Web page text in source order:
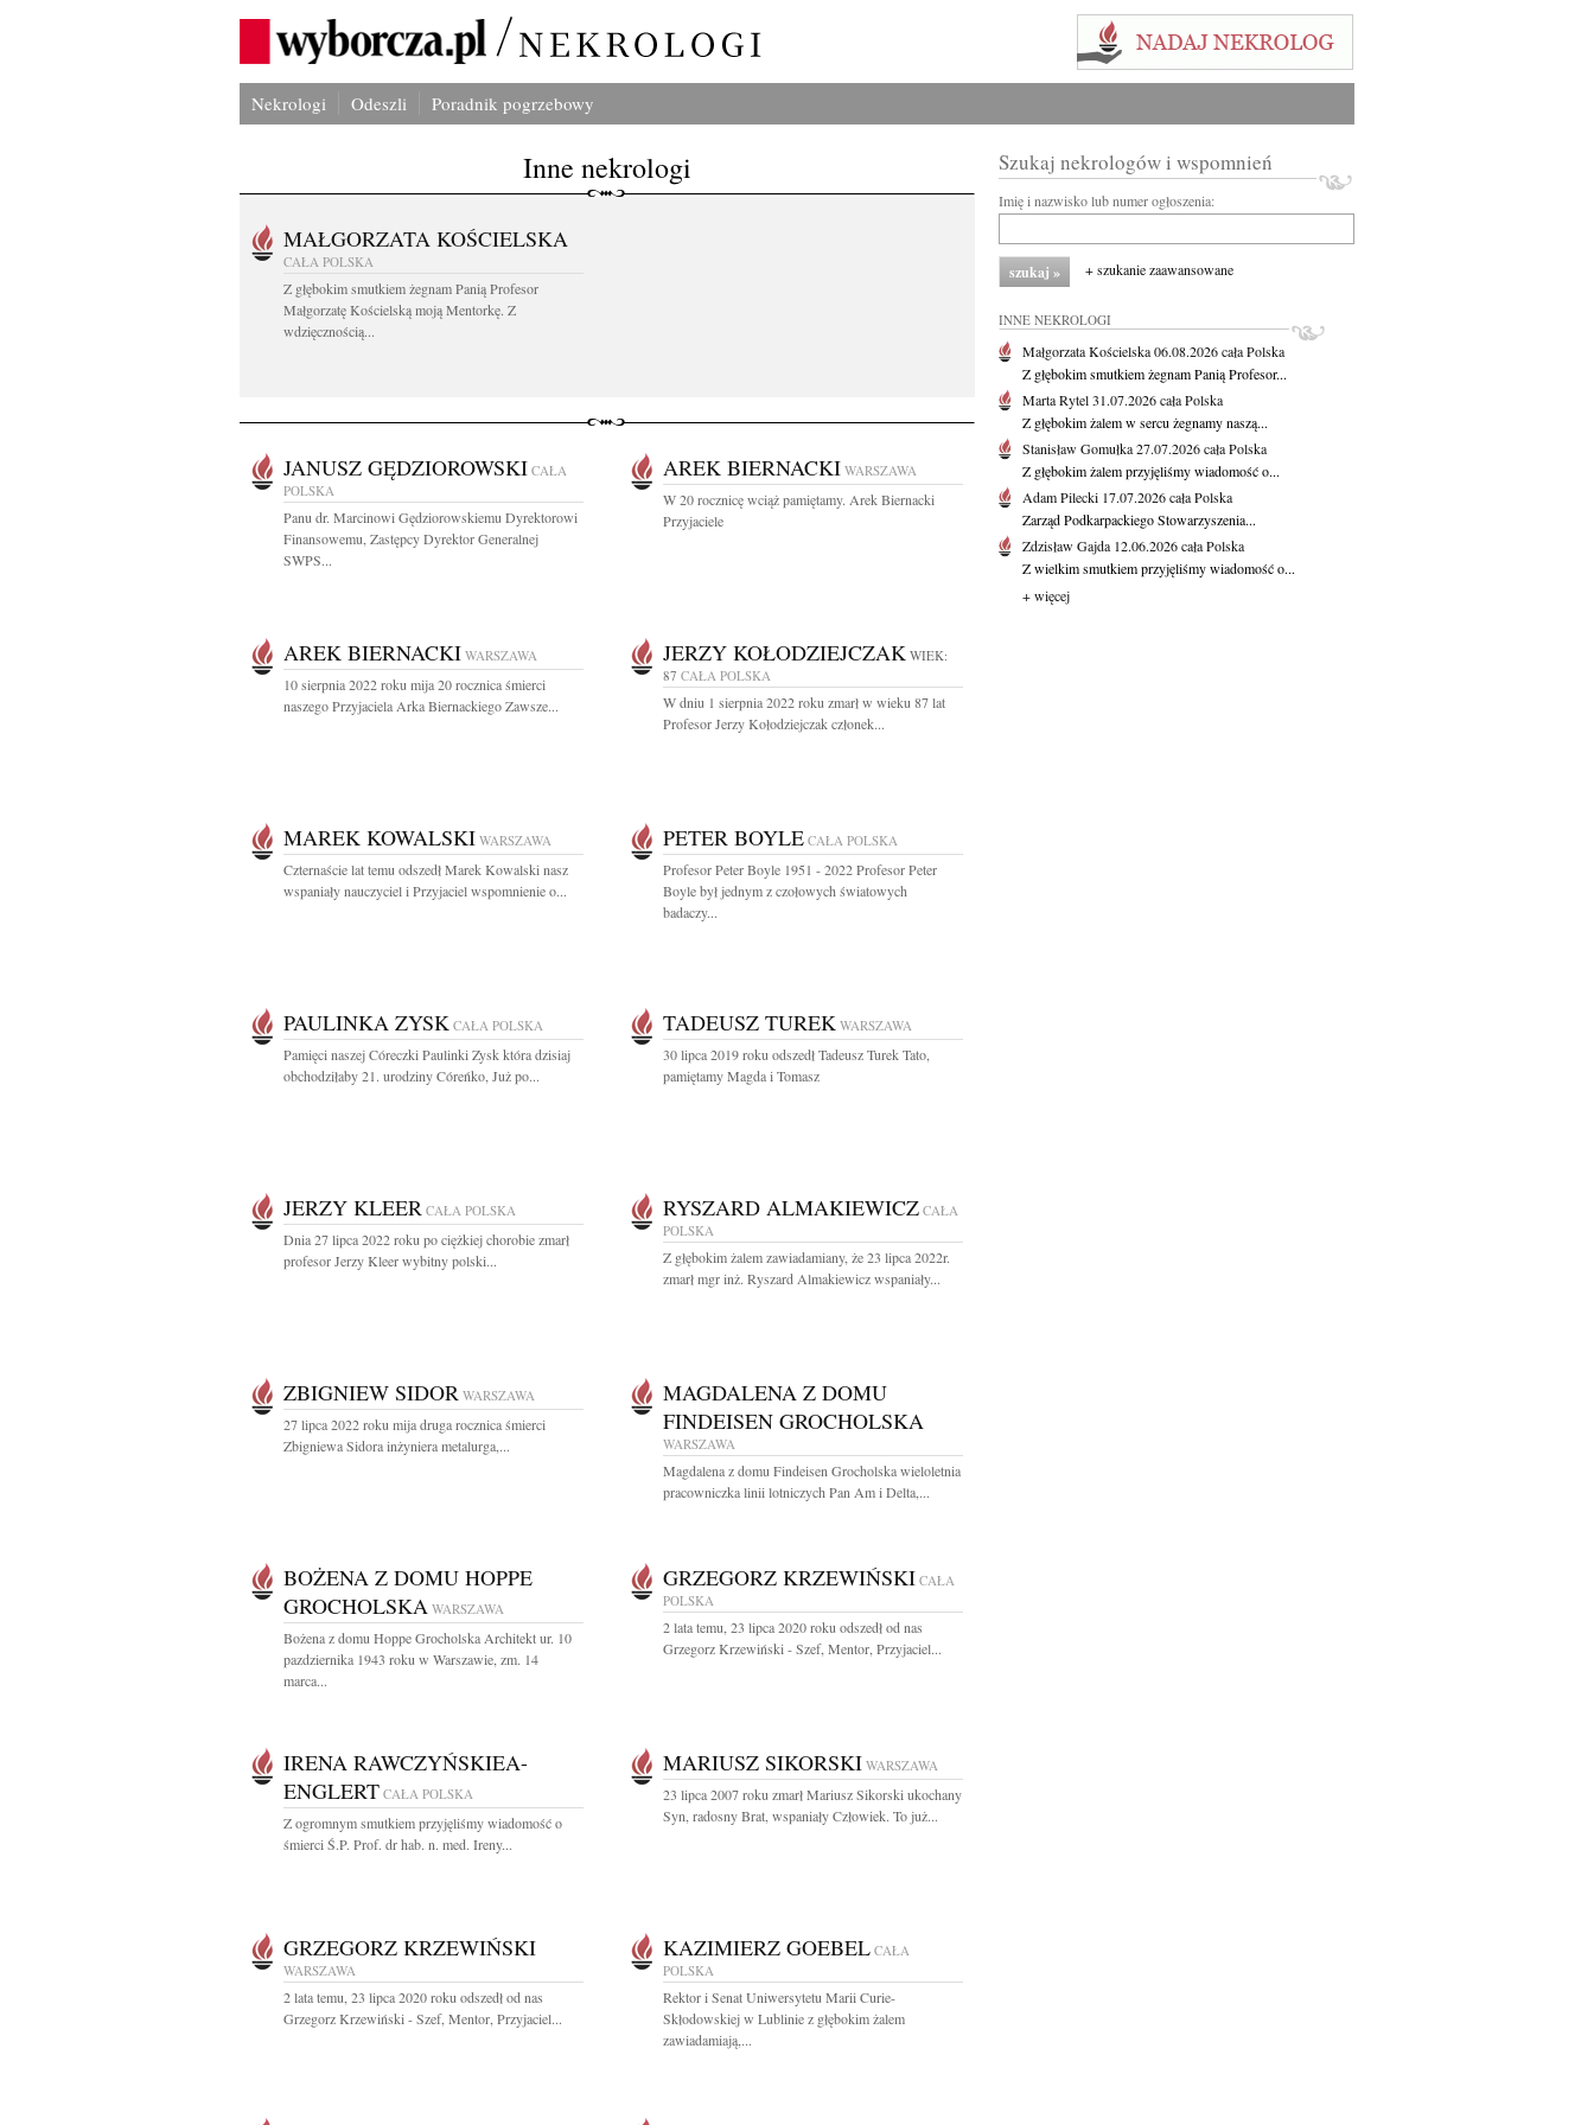
Nekrologi Odeszli Poradnik pogrzebowy
Inne nekrologi
MAŁGORZATA KOŚCIELSKA
CAŁA POLSKA
Z głębokim smutkiem żegnam Panią Profesor
Małgorzatę Kościelską moją Mentorkę. Z
wdzięcznością...
JANUSZ GĘDZIOROWSKI CAŁA
POLSKA
Panu dr. Marcinowi Gędziorowskiemu Dyrektorowi
Finansowemu, Zastępcy Dyrektor Generalnej
SWPS...
AREK BIERNACKI WARSZAWA
W 20 rocznicę wciąż pamiętamy. Arek Biernacki
Przyjaciele
AREK BIERNACKI WARSZAWA
10 sierpnia 2022 roku mija 20 rocznica śmierci
naszego Przyjaciela Arka Biernackiego Zawsze...
JERZY KOŁODZIEJCZAK WIEK:
87 CAŁA POLSKA
W dniu 1 sierpnia 2022 roku zmarł w wieku 87 lat
Profesor Jerzy Kołodziejczak członek...
MAREK KOWALSKI WARSZAWA
Czternaście lat temu odszedł Marek Kowalski nasz
wspaniały nauczyciel i Przyjaciel wspomnienie o...
PETER BOYLE CAŁA POLSKA
Profesor Peter Boyle 1951 - 2022 Profesor Peter
Boyle był jednym z czołowych światowych
badaczy...
PAULINKA ZYSK CAŁA POLSKA
Pamięci naszej Córeczki Paulinki Zysk która dzisiaj
obchodziłaby 21. urodziny Córeńko, Już po...
TADEUSZ TUREK WARSZAWA
30 lipca 2019 roku odszedł Tadeusz Turek Tato,
pamiętamy Magda i Tomasz
JERZY KLEER CAŁA POLSKA
Dnia 27 lipca 2022 roku po ciężkiej chorobie zmarł
profesor Jerzy Kleer wybitny polski...
RYSZARD ALMAKIEWICZ CAŁA
POLSKA
Z głębokim żalem zawiadamiany, że 23 lipca 2022r.
zmarł mgr inż. Ryszard Almakiewicz wspaniały...
ZBIGNIEW SIDOR WARSZAWA
27 lipca 2022 roku mija druga rocznica śmierci
Zbigniewa Sidora inżyniera metalurga,...
MAGDALENA Z DOMU
FINDEISEN GROCHOLSKA
WARSZAWA
Magdalena z domu Findeisen Grocholska wieloletnia
pracowniczka linii lotniczych Pan Am i Delta,...
BOŻENA Z DOMU HOPPE
GROCHOLSKA WARSZAWA
Bożena z domu Hoppe Grocholska Architekt ur. 10
pazdziernika 1943 roku w Warszawie, zm. 14
marca...
GRZEGORZ KRZEWIŃSKI CAŁA
POLSKA
2 lata temu, 23 lipca 2020 roku odszedł od nas
Grzegorz Krzewiński - Szef, Mentor, Przyjaciel...
IRENA RAWCZYŃSKIEA-
ENGLERT CAŁA POLSKA
Z ogromnym smutkiem przyjęliśmy wiadomość o
śmierci Ś.P. Prof. dr hab. n. med. Ireny...
MARIUSZ SIKORSKI WARSZAWA
23 lipca 2007 roku zmarł Mariusz Sikorski ukochany
Syn, radosny Brat, wspaniały Człowiek. To już...
GRZEGORZ KRZEWIŃSKI
WARSZAWA
2 lata temu, 23 lipca 2020 roku odszedł od nas
Grzegorz Krzewiński - Szef, Mentor, Przyjaciel...
KAZIMIERZ GOEBEL CAŁA
POLSKA
Rektor i Senat Uniwersytetu Marii Curie-
Skłodowskiej w Lublinie z głębokim żalem
zawiadamiają,...
Szukaj nekrologów i wspomnień
Imię i nazwisko lub numer ogłoszenia:
+ szukanie zaawansowane
INNE NEKROLOGI
Małgorzata Kościelska06.08.2026cała Polska
Z głębokim smutkiem żegnam Panią Profesor...
Marta Rytel31.07.2026cała Polska
Z głębokim żalem w sercu żegnamy naszą...
Stanisław Gomułka27.07.2026cała Polska
Z głębokim żalem przyjęliśmy wiadomość o...
Adam Pilecki 17.07.2026cała Polska
Zarząd Podkarpackiego Stowarzyszenia...
Zdzisław Gajda 12.06.2026cała Polska
Z wielkim smutkiem przyjęliśmy wiadomość o...
+ więcej